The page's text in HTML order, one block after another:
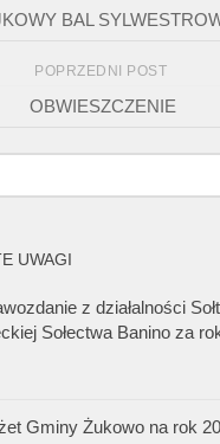
BAL
POPRZEDNI POST
OBWIESZCZENIE
UWAGI
z działalności
Sołectwa Banino za
Gminy Żukowo na rok